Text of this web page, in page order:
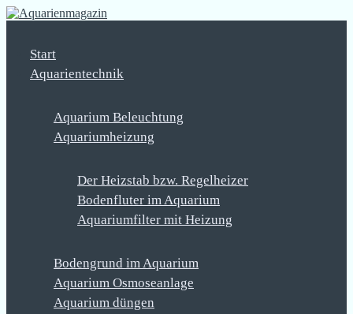
Start
Aquarientechnik
Aquarium Beleuchtung
Aquariumheizung
Der Heizstab bzw. Regelheizer
Bodenfluter im Aquarium
Aquariumfilter mit Heizung
Bodengrund im Aquarium
Aquarium Osmoseanlage
Aquarium düngen